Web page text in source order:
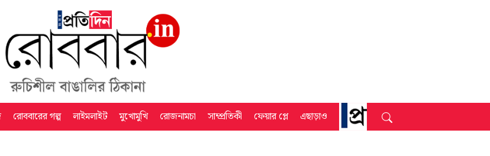
রোববারের গল্প লাইমলাইট মুখোমুখি রোজনামচা সাম্প্রতিকী ফেয়ার প্লে এছাড়াও